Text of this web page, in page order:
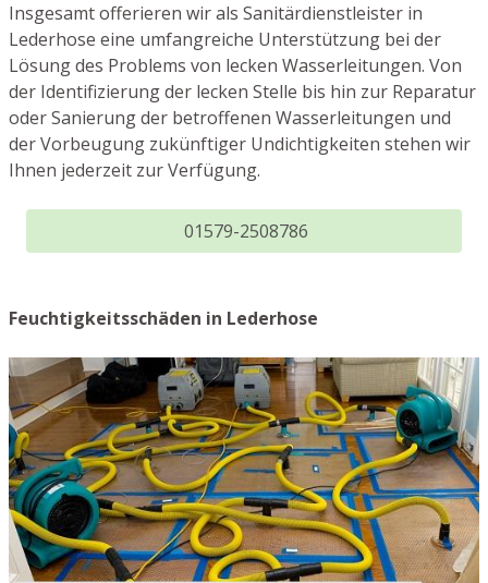
Insgesamt offerieren wir als Sanitärdienstleister in
Lederhose eine umfangreiche Unterstützung bei der
Lösung des Problems von lecken Wasserleitungen. Von
der Identifizierung der lecken Stelle bis hin zur Reparatur
oder Sanierung der betroffenen Wasserleitungen und
der Vorbeugung zukünftiger Undichtigkeiten stehen wir
Ihnen jederzeit zur Verfügung.
01579-2508786
Feuchtigkeitsschäden in Lederhose